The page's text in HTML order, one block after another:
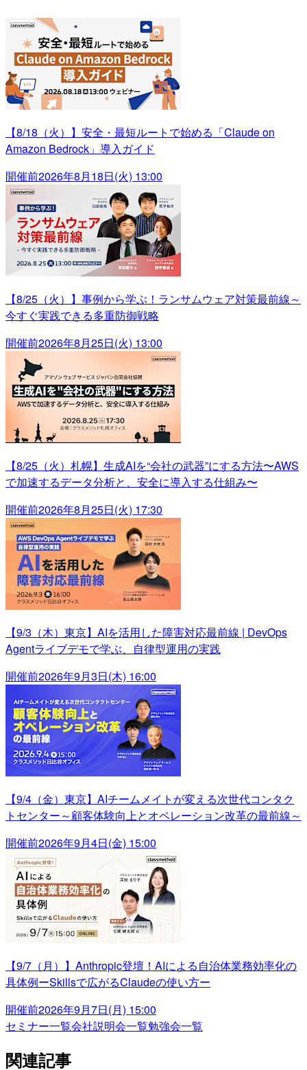
【8/18（火）】安全・最短ルートで始める「Claude on
Amazon Bedrock」導入ガイド
開催前2026年8月18日(火) 13:00
【8/25（火）】事例から学ぶ！ランサムウェア対策最前線～
今すぐ実践できる多重防御戦略
開催前2026年8月25日(火) 13:00
【8/25（火）札幌】生成AIを“会社の武器”にする方法〜AWS
で加速するデータ分析と、安全に導入する仕組み〜
開催前2026年8月25日(火) 17:30
【9/3（木）東京】AIを活用した障害対応最前線 | DevOps
Agentライブデモで学ぶ、自律型運用の実践
開催前2026年9月3日(木) 16:00
【9/4（金）東京】AIチームメイトが変える次世代コンタク
トセンター～顧客体験向上とオペレーション改革の最前線～
開催前2026年9月4日(金) 15:00
【9/7（月）】Anthropic登壇！AIによる自治体業務効率化の
具体例ーSkillsで広がるClaudeの使い方ー
開催前2026年9月7日(月) 15:00
セミナー一覧会社説明会一覧勉強会一覧
関連記事